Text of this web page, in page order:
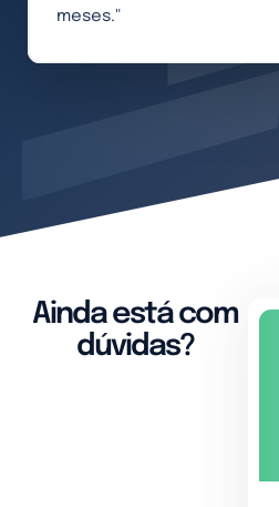
meses."
Ainda está com
dúvidas?